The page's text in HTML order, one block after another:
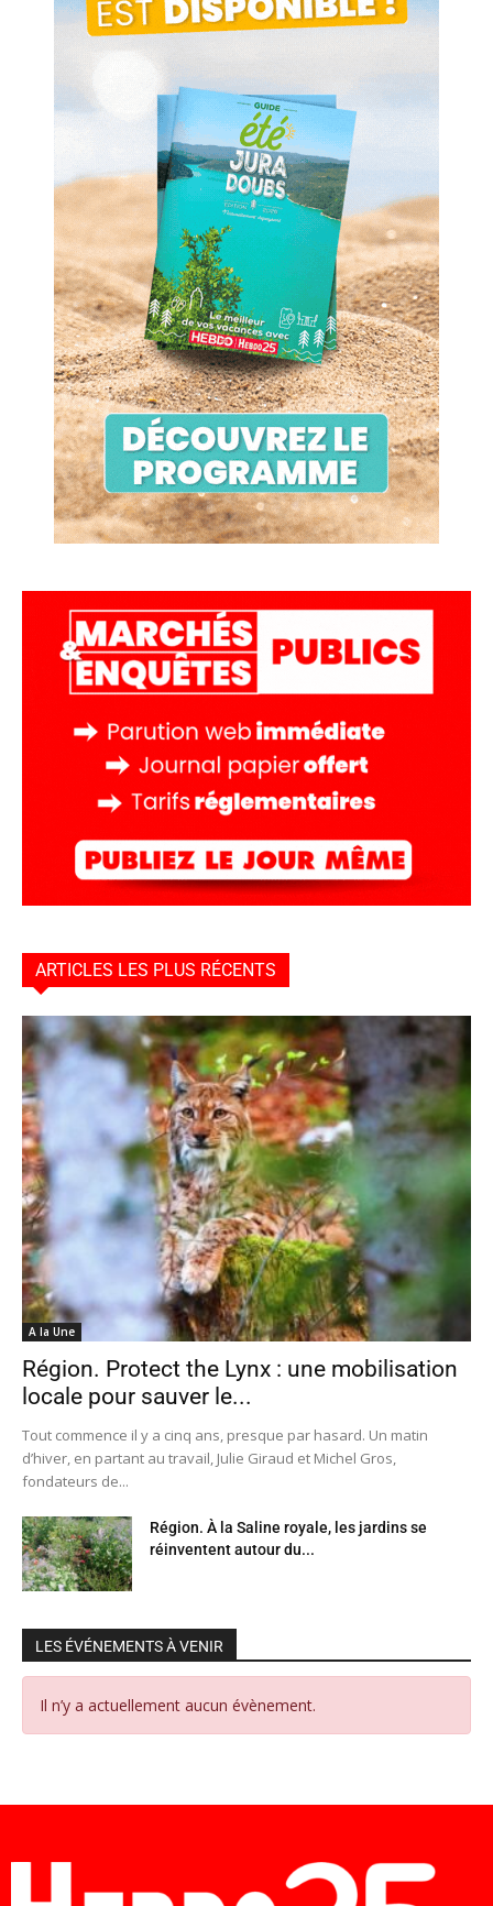
ARTICLES LES PLUS RÉCENTS
A la Une
Région. Protect the Lynx : une mobilisation
locale pour sauver le...
Tout commence il y a cinq ans, presque par hasard. Un matin
d’hiver, en partant au travail, Julie Giraud et Michel Gros,
fondateurs de...
Région. À la Saline royale, les jardins se
réinventent autour du...
LES ÉVÉNEMENTS À VENIR
Il n’y a actuellement aucun évènement.